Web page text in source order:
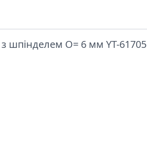
шпінделем O= 6 мм YT-61705